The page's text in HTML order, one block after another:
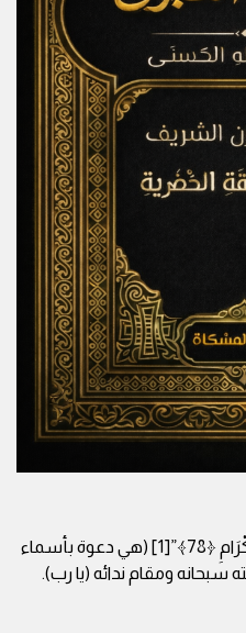
“تَبَارَكَ اسْمُ رَبِّكَ ذِي الْجَلَالِ وَالْإِكْرَامِ ﴿78﴾”[1] (هي دعوة بأسماء
سبحانه ومقام ندائه (يا رب).